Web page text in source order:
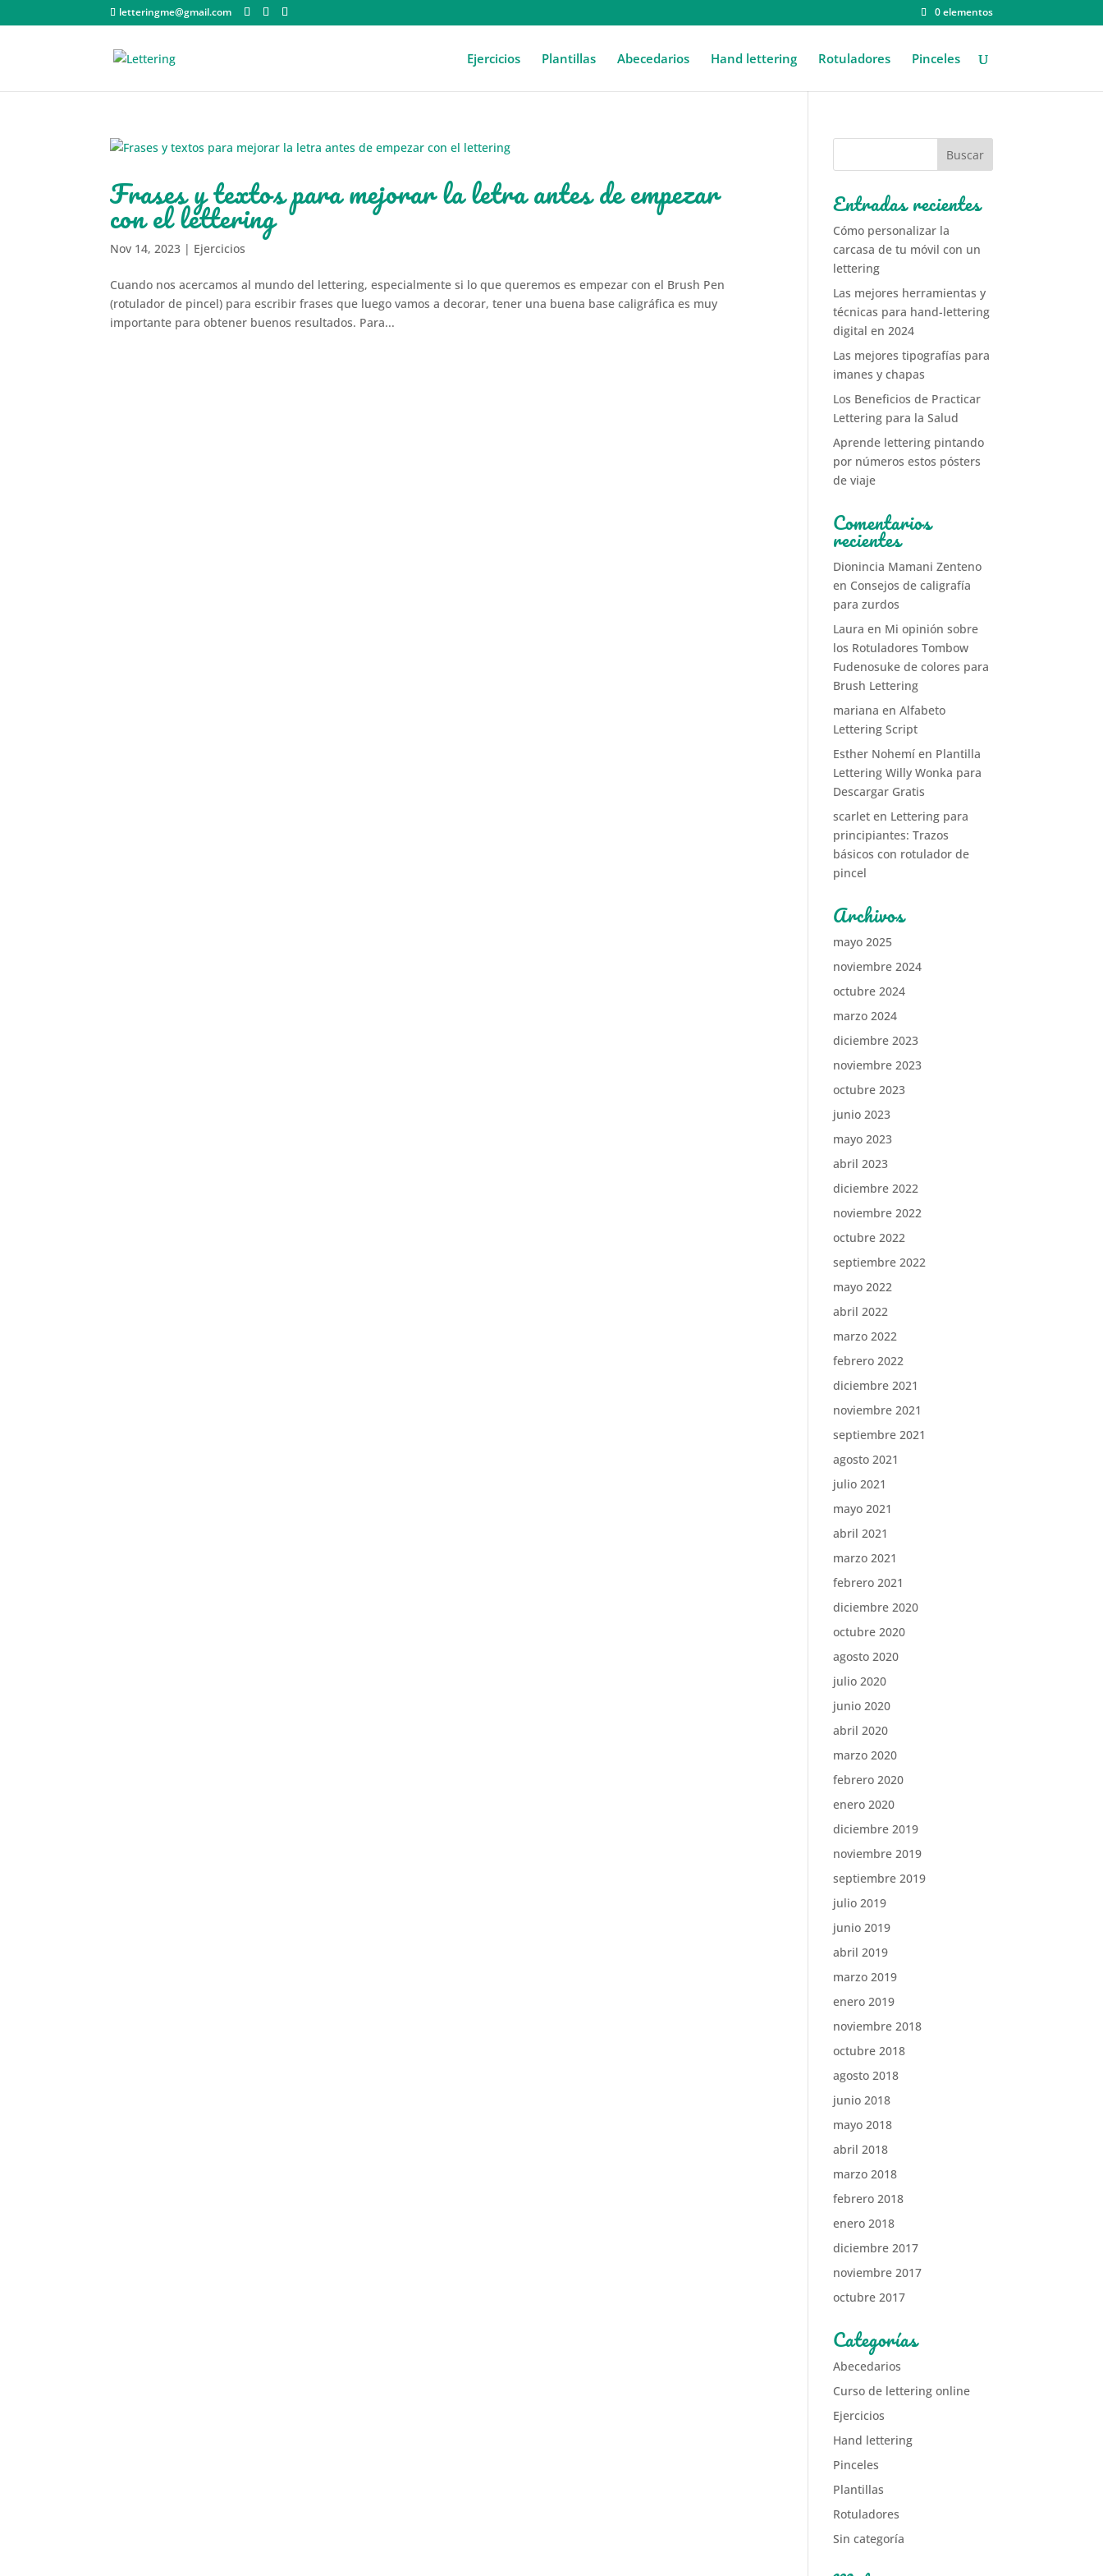
letteringme@gmail.com 0 elementos
Ejercicios Plantillas Abecedarios Hand lettering Rotuladores Pinceles
Frases y textos para mejorar la letra antes de empezar
con el lettering
Nov 14, 2023 | Ejercicios
Cuando nos acercamos al mundo del lettering, especialmente si lo que queremos es empezar con el Brush Pen
(rotulador de pincel) para escribir frases que luego vamos a decorar, tener una buena base caligráfica es muy
importante para obtener buenos resultados. Para...
Entradas recientes
Cómo personalizar la
carcasa de tu móvil con un
lettering
Las mejores herramientas y
técnicas para hand-lettering
digital en 2024
Las mejores tipografías para
imanes y chapas
Los Beneficios de Practicar
Lettering para la Salud
Aprende lettering pintando
por números estos pósters
de viaje
Comentarios
recientes
Dionincia Mamani Zenteno
en Consejos de caligrafía
para zurdos
Laura en Mi opinión sobre
los Rotuladores Tombow
Fudenosuke de colores para
Brush Lettering
mariana enAlfabeto
Lettering Script
Esther Nohemí en Plantilla
Lettering Willy Wonka para
Descargar Gratis
scarlet en Lettering para
principiantes: Trazos
básicos con rotulador de
pincel
Archivos
mayo 2025
noviembre 2024
octubre 2024
marzo 2024
diciembre 2023
noviembre 2023
octubre 2023
junio 2023
mayo 2023
abril 2023
diciembre 2022
noviembre 2022
octubre 2022
septiembre 2022
mayo 2022
abril 2022
marzo 2022
febrero 2022
diciembre 2021
noviembre 2021
septiembre 2021
agosto 2021
julio 2021
mayo 2021
abril 2021
marzo 2021
febrero 2021
diciembre 2020
octubre 2020
agosto 2020
julio 2020
junio 2020
abril 2020
marzo 2020
febrero 2020
enero 2020
diciembre 2019
noviembre 2019
septiembre 2019
julio 2019
junio 2019
abril 2019
marzo 2019
enero 2019
noviembre 2018
octubre 2018
agosto 2018
junio 2018
mayo 2018
abril 2018
marzo 2018
febrero 2018
enero 2018
diciembre 2017
noviembre 2017
octubre 2017
Categorías
Abecedarios
Curso de lettering online
Ejercicios
Hand lettering
Pinceles
Plantillas
Rotuladores
Sin categoría